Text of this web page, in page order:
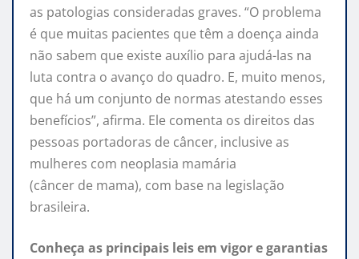
as patologias consideradas graves. “O problema
é que muitas pacientes que têm a doença ainda
não sabem que existe auxílio para ajudá-las na
luta contra o avanço do quadro. E, muito menos,
que há um conjunto de normas atestando esses
benefícios”, afirma. Ele comenta os direitos das
pessoas portadoras de câncer, inclusive as
mulheres com neoplasia mamária
(câncer de mama), com base na legislação
brasileira.
Conheça as principais leis em vigor e garantias